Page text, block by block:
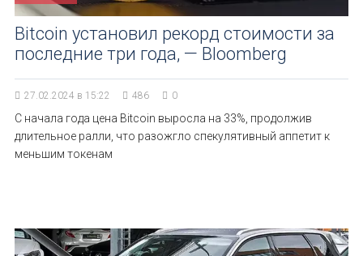
Bitcoin установил рекорд стоимости за
последние три года, — Bloomberg
27.02.2024 в 15:22 486 0
С начала года цена Bitcoin выросла на 33%, продолжив
длительное ралли, что разожгло спекулятивный аппетит к
меньшим токенам